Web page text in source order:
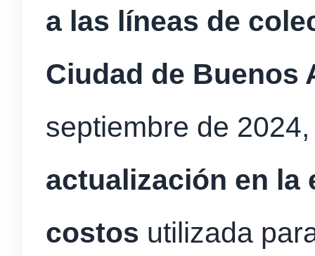
a las líneas de
Ciudad de Buenos
septiembre de
actualización en la
costos utilizada